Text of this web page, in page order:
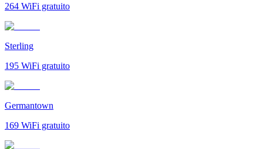
264 WiFi gratuito
Sterling
195 WiFi gratuito
Germantown
169 WiFi gratuito